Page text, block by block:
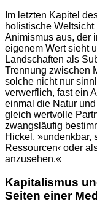
Im letzten Kapitel
holistische
Animismus aus, der
eigenem Wert sieht
Landschaften als
Trennung zwischen
solche nicht nur
verwerflich, fast ein
einmal die Natur
gleich wertvolle
zwangsläufig
Hickel, »undenkbar,
Ressourcen‹ oder
anzusehen.«
Kapitalismus
Seiten einer